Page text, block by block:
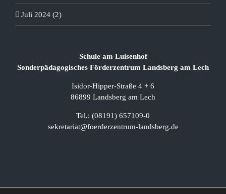
Juli 2024 (2)
Schule am Luisenhof
Sonderpädagogisches Förderzentrum Landsberg am Lech
Isidor-Hipper-Straße 4 + 6
86899 Landsberg am Lech
Tel.: (08191) 657109-0
sekretariat@foerderzentrum-landsberg.de